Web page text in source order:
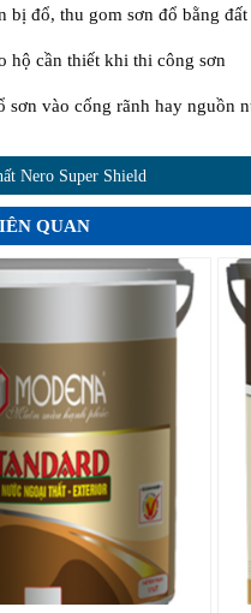
bị đổ, thu gom sơn đổ bằng đất
hộ cần thiết khi thi công sơn
sơn vào cống rãnh hay nguồn
Nero Super Shield
QUAN